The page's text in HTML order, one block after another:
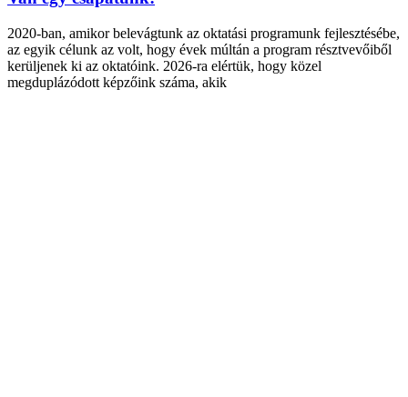
2020-ban, amikor belevágtunk az oktatási programunk fejlesztésébe,
az egyik célunk az volt, hogy évek múltán a program résztvevőiből
kerüljenek ki az oktatóink. 2026-ra elértük, hogy közel
megduplázódott képzőink száma, akik